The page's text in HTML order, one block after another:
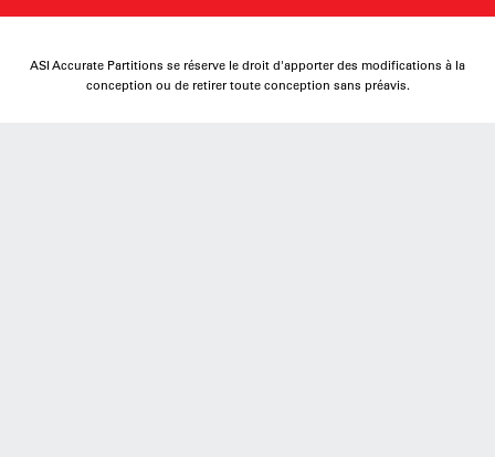
ASI Accurate Partitions se réserve le droit d'apporter des modifications à la
conception ou de retirer toute conception sans préavis.